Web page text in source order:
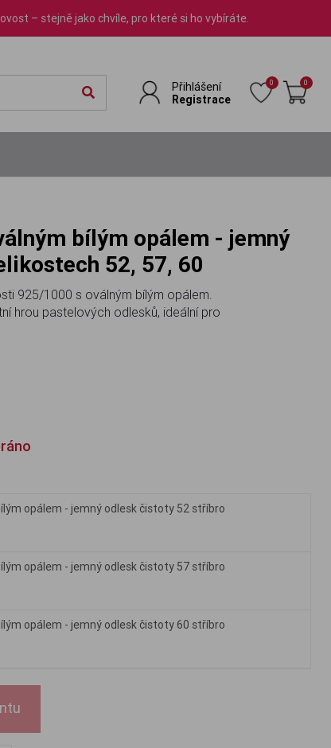
– stejně jako chvíle, pro které si ho vybíráte.
Přihlášení
Registrace
0 0
52, 57, 60
925/1000 s oválným bílým opálem.
hrou pastelových odlesků, ideální pro
opálem - jemný odlesk čistoty 52 stříbro
opálem - jemný odlesk čistoty 57 stříbro
opálem - jemný odlesk čistoty 60 stříbro